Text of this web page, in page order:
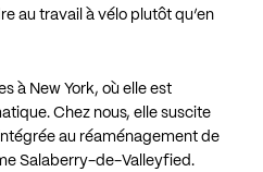
au travail à vélo plutôt qu’en
à New York, où elle est
Chez nous, elle suscite
au réaménagement de
Salaberry-de-Valleyfied .